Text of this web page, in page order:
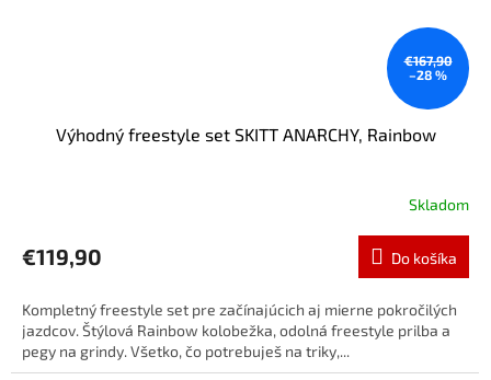
€167,90
–28 %
Výhodný freestyle set SKITT ANARCHY, Rainbow
Skladom
€119,90 Do košíka
Kompletný freestyle set pre začínajúcich aj mierne pokročilých
jazdcov. Štýlová Rainbow kolobežka, odolná freestyle prilba a
pegy na grindy. Všetko, čo potrebuješ na triky,...